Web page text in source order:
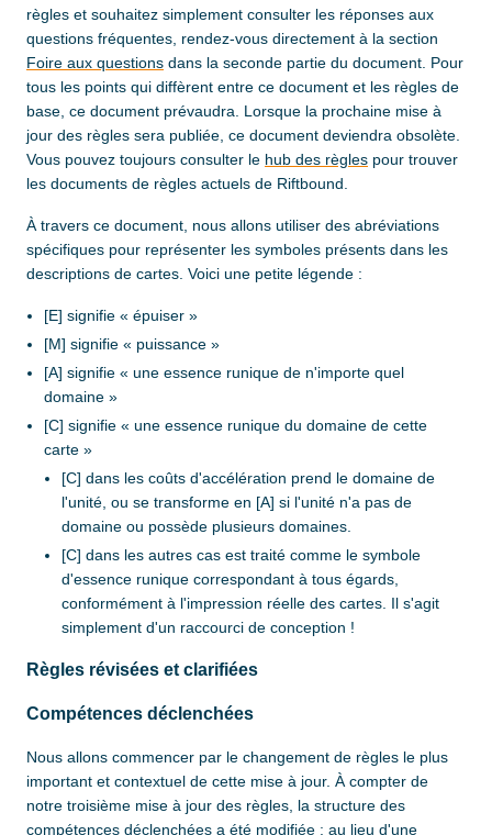
règles et souhaitez simplement consulter les réponses aux
questions fréquentes, rendez-vous directement à la section
Foire aux questions dans la seconde partie du document. Pour
tous les points qui diffèrent entre ce document et les règles de
base, ce document prévaudra. Lorsque la prochaine mise à
jour des règles sera publiée, ce document deviendra obsolète.
Vous pouvez toujours consulter le hub des règles pour trouver
les documents de règles actuels de Riftbound.
À travers ce document, nous allons utiliser des abréviations
spécifiques pour représenter les symboles présents dans les
descriptions de cartes. Voici une petite légende :
[E] signifie « épuiser »
[M] signifie « puissance »
[A] signifie « une essence runique de n'importe quel
domaine »
[C] signifie « une essence runique du domaine de cette
carte »
[C] dans les coûts d'accélération prend le domaine de
l'unité, ou se transforme en [A] si l'unité n'a pas de
domaine ou possède plusieurs domaines.
[C] dans les autres cas est traité comme le symbole
d'essence runique correspondant à tous égards,
conformément à l'impression réelle des cartes. Il s'agit
simplement d'un raccourci de conception !
Règles révisées et clarifiées
Compétences déclenchées
Nous allons commencer par le changement de règles le plus
important et contextuel de cette mise à jour. À compter de
notre troisième mise à jour des règles, la structure des
compétences déclenchées a été modifiée : au lieu d'une